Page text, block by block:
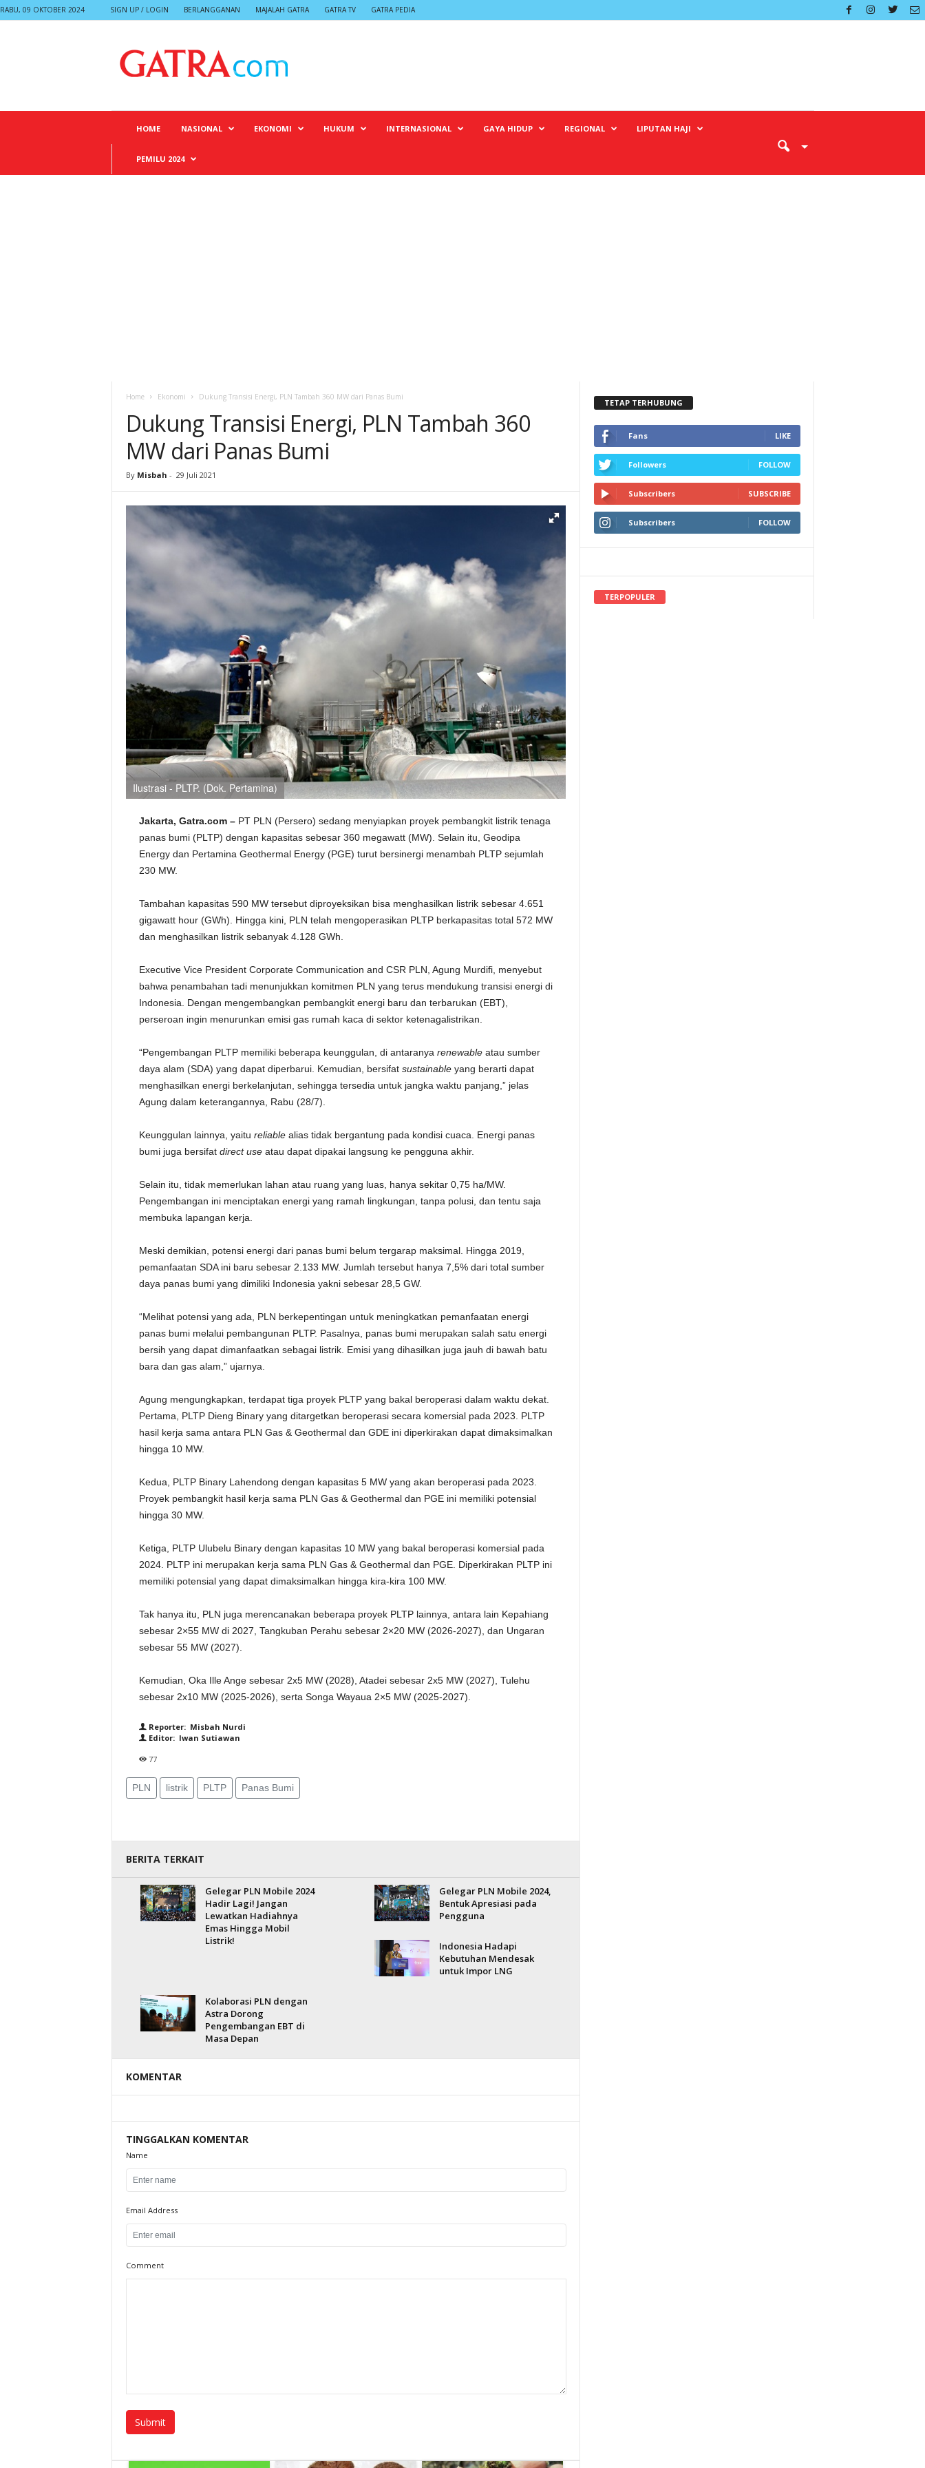
RABU, 09 OKTOBER 2024 SIGN UP / LOGIN BERLANGGANAN MAJALAH GATRA GATRA TV GATRA PEDIA
HOME NASIONAL EKONOMI HUKUM INTERNASIONAL GAYA HIDUP REGIONAL LIPUTAN HAJI
PEMILU 2024
Home Ekonomi Dukung Transisi Energi, PLN Tambah 360 MW dari Panas Bumi
Dukung Transisi Energi, PLN Tambah 360
MW dari Panas Bumi
By Misbah - 29 Juli 2021
Ilustrasi - PLTP. (Dok. Pertamina)
Jakarta, Gatra.com – PT PLN (Persero) sedang menyiapkan proyek pembangkit listrik tenaga
panas bumi (PLTP) dengan kapasitas sebesar 360 megawatt (MW). Selain itu, Geodipa
Energy dan Pertamina Geothermal Energy (PGE) turut bersinergi menambah PLTP sejumlah
230 MW.
Tambahan kapasitas 590 MW tersebut diproyeksikan bisa menghasilkan listrik sebesar 4.651
gigawatt hour (GWh). Hingga kini, PLN telah mengoperasikan PLTP berkapasitas total 572 MW
dan menghasilkan listrik sebanyak 4.128 GWh.
Executive Vice President Corporate Communication and CSR PLN, Agung Murdifi, menyebut
bahwa penambahan tadi menunjukkan komitmen PLN yang terus mendukung transisi energi di
Indonesia. Dengan mengembangkan pembangkit energi baru dan terbarukan (EBT),
perseroan ingin menurunkan emisi gas rumah kaca di sektor ketenagalistrikan.
“Pengembangan PLTP memiliki beberapa keunggulan, di antaranya renewableatau sumber
daya alam (SDA) yang dapat diperbarui. Kemudian, bersifat sustainableyang berarti dapat
menghasilkan energi berkelanjutan, sehingga tersedia untuk jangka waktu panjang,” jelas
Agung dalam keterangannya, Rabu (28/7).
Keunggulan lainnya, yaitu reliablealias tidak bergantung pada kondisi cuaca. Energi panas
bumi juga bersifat direct useatau dapat dipakai langsung ke pengguna akhir.
Selain itu, tidak memerlukan lahan atau ruang yang luas, hanya sekitar 0,75 ha/MW.
Pengembangan ini menciptakan energi yang ramah lingkungan, tanpa polusi, dan tentu saja
membuka lapangan kerja.
Meski demikian, potensi energi dari panas bumi belum tergarap maksimal. Hingga 2019,
pemanfaatan SDA ini baru sebesar 2.133 MW. Jumlah tersebut hanya 7,5% dari total sumber
daya panas bumi yang dimiliki Indonesia yakni sebesar 28,5 GW.
“Melihat potensi yang ada, PLN berkepentingan untuk meningkatkan pemanfaatan energi
panas bumi melalui pembangunan PLTP. Pasalnya, panas bumi merupakan salah satu energi
bersih yang dapat dimanfaatkan sebagai listrik. Emisi yang dihasilkan juga jauh di bawah batu
bara dan gas alam,” ujarnya.
Agung mengungkapkan, terdapat tiga proyek PLTP yang bakal beroperasi dalam waktu dekat.
Pertama, PLTP Dieng Binary yang ditargetkan beroperasi secara komersial pada 2023. PLTP
hasil kerja sama antara PLN Gas & Geothermal dan GDE ini diperkirakan dapat dimaksimalkan
hingga 10 MW.
Kedua, PLTP Binary Lahendong dengan kapasitas 5 MW yang akan beroperasi pada 2023.
Proyek pembangkit hasil kerja sama PLN Gas & Geothermal dan PGE ini memiliki potensial
hingga 30 MW.
Ketiga, PLTP Ulubelu Binary dengan kapasitas 10 MW yang bakal beroperasi komersial pada
2024. PLTP ini merupakan kerja sama PLN Gas & Geothermal dan PGE. Diperkirakan PLTP ini
memiliki potensial yang dapat dimaksimalkan hingga kira-kira 100 MW.
Tak hanya itu, PLN juga merencanakan beberapa proyek PLTP lainnya, antara lain Kepahiang
sebesar 2×55 MW di 2027, Tangkuban Perahu sebesar 2×20 MW (2026-2027), dan Ungaran
sebesar 55 MW (2027).
Kemudian, Oka Ille Ange sebesar 2x5 MW (2028), Atadei sebesar 2x5 MW (2027), Tulehu
sebesar 2x10 MW (2025-2026), serta Songa Wayaua 2×5 MW (2025-2027).
Reporter: Misbah Nurdi
Editor: Iwan Sutiawan
77
PLN listrik PLTP Panas Bumi
BERITA TERKAIT
Gelegar PLN Mobile 2024
Hadir Lagi! Jangan
Lewatkan Hadiahnya
Emas Hingga Mobil
Listrik!
Gelegar PLN Mobile 2024,
Bentuk Apresiasi pada
Pengguna
Indonesia Hadapi
Kebutuhan Mendesak
untuk Impor LNG
Kolaborasi PLN dengan
Astra Dorong
Pengembangan EBT di
Masa Depan
KOMENTAR
TINGGALKAN KOMENTAR
Name
Email Address
Comment
TETAP TERHUBUNG
Fans LIKE
Followers FOLLOW
Subscribers SUBSCRIBE
Subscribers FOLLOW